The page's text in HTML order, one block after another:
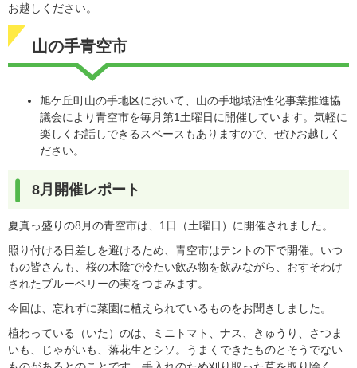
お越しください。
山の手青空市
旭ケ丘町山の手地区において、山の手地域活性化事業推進協
議会により青空市を毎月第1土曜日に開催しています。気軽に
楽しくお話しできるスペースもありますので、ぜひお越しく
ださい。
8月開催レポート
夏真っ盛りの8月の青空市は、1日（土曜日）に開催されました。
照り付ける日差しを避けるため、青空市はテントの下で開催。いつ
もの皆さんも、桜の木陰で冷たい飲み物を飲みながら、おすそわけ
されたブルーベリーの実をつまみます。
今回は、忘れずに菜園に植えられているものをお聞きしました。
植わっている（いた）のは、ミニトマト、ナス、きゅうり、さつま
いも、じゃがいも、落花生とシソ。うまくできたものとそうでない